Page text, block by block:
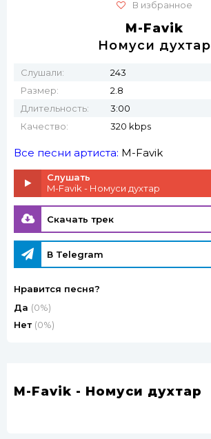
В избранное
M-Favik
Номуси духтар
Слушали:
243
Размер:
2.8
Длительность:
3:00
Качество:
320 kbps
Все песни артиста: M-Favik
Слушать
M-Favik - Номуси духтар
Скачать трек
В Telegram
Нравится песня?
Да (0%)
Нет (0%)
M-Favik - Номуси духтар